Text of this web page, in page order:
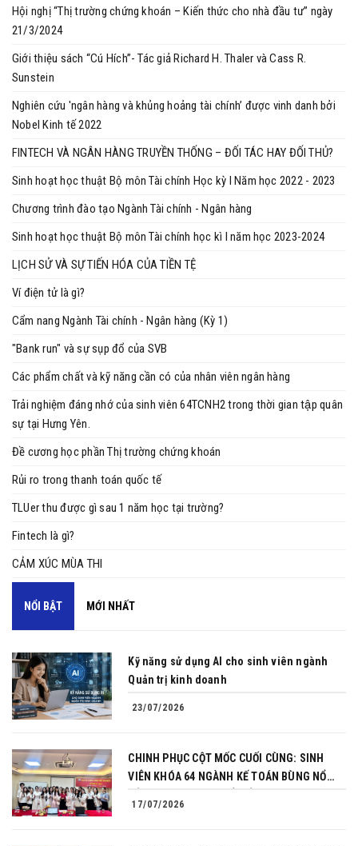
Hội nghị “Thị trường chứng khoán – Kiến thức cho nhà đầu tư” ngày
21/3/2024
Giới thiệu sách “Cú Hích”- Tác giả Richard H. Thaler và Cass R.
Sunstein
Nghiên cứu 'ngân hàng và khủng hoảng tài chính’ được vinh danh bởi
Nobel Kinh tế 2022
FINTECH VÀ NGÂN HÀNG TRUYỀN THỐNG – ĐỐI TÁC HAY ĐỐI THỦ?
Sinh hoạt học thuật Bộ môn Tài chính Học kỳ I Năm học 2022 - 2023
Chương trình đào tạo Ngành Tài chính - Ngân hàng
Sinh hoạt học thuật Bộ môn Tài chính học kì I năm học 2023-2024
LỊCH SỬ VÀ SỰ TIẾN HÓA CỦA TIỀN TỆ
Ví điện tử là gì?
Cẩm nang Ngành Tài chính - Ngân hàng (Kỳ 1)
"Bank run" và sự sụp đổ của SVB
Các phẩm chất và kỹ năng cần có của nhân viên ngân hàng
Trải nghiệm đáng nhớ của sinh viên 64TCNH2 trong thời gian tập quân
sự tại Hưng Yên.
Đề cương học phần Thị trường chứng khoán
Rủi ro trong thanh toán quốc tế
TLUer thu được gì sau 1 năm học tại trường?
Fintech là gì?
CẢM XÚC MÙA THI
NỔI BẬT MỚI NHẤT
Kỹ năng sử dụng AI cho sinh viên ngành
Quản trị kinh doanh
23/07/2026
CHINH PHỤC CỘT MỐC CUỐI CÙNG: SINH
VIÊN KHÓA 64 NGÀNH KẾ TOÁN BÙNG NỔ
17/07/2026